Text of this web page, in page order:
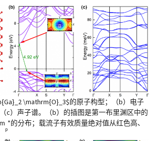
\mathrm{O}_3$的原子构型；（b）电子
c）声子谱。（b）的插图是第一布里渊区中的
p
*的分布；载流子有效质量绝对值从红色高、